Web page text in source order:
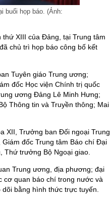
buổi họp báo. (Ảnh:
XIII của Đảng, tại Trung tâm
chủ trì họp báo công bố kết
Tuyên giáo Trung ương;
đốc Học viện Chính trị quốc
ương Đảng Lê Minh Hưng;
Thông tin và Truyền thông; Mai
XII, Trưởng ban Đối ngoại Trung
đốc Trung tâm Báo chí Đại
Thứ trưởng Bộ Ngoại giao.
Trung ương, địa phương; đại
cơ quan báo chí trong nước và
bằng hình thức trực tuyến.